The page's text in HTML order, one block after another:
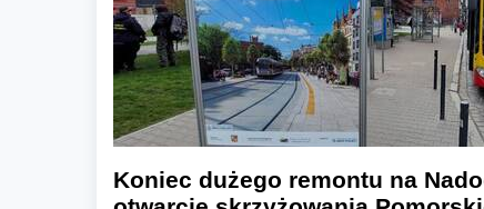
Koniec dużego remontu na